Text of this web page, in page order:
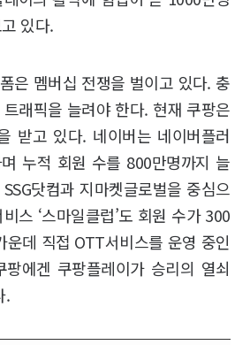
있다.
은 멤버십 전쟁을 벌이고 있다. 충
래픽을 늘려야 한다. 현재 쿠팡은
받고 있다. 네이버는 네이버플러
누적 회원 수를 800만명까지 늘
닷컴과 지마켓글로벌을 중심으
스 ‘스마일클럽’도 회원 수가 300
운데 직접 OTT서비스를 운영 중인
에겐 쿠팡플레이가 승리의 열쇠
.